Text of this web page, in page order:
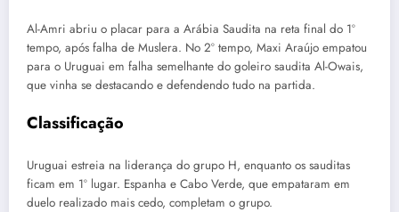
Al-Amri abriu o placar para a Arábia Saudita na reta final do 1º
tempo, após falha de Muslera. No 2º tempo, Maxi Araújo empatou
para o Uruguai em falha semelhante do goleiro saudita Al-Owais,
que vinha se destacando e defendendo tudo na partida.
Classificação
Uruguai estreia na liderança do grupo H, enquanto os sauditas
ficam em 1º lugar. Espanha e Cabo Verde, que empataram em
duelo realizado mais cedo, completam o grupo.